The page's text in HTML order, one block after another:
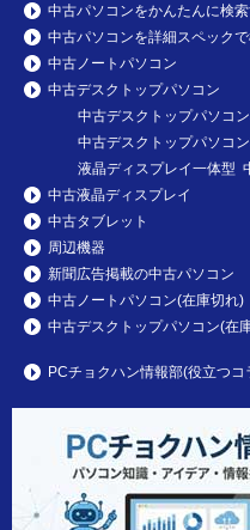
中古パソコンをかんたんに検
中古パソコンを詳細スペック
中古ノートパソコン
中古デスクトップパソコン
中古デスクトップパソコ
中古デスクトップパソコ
液晶ディスプレイ一体型
中古液晶ディスプレイ
中古タブレット
周辺機器
新聞広告掲載の中古パソコン
中古ノートパソコン(在庫切れ)
中古デスクトップパソコン(在
PCチョクハン情報部(役立つ